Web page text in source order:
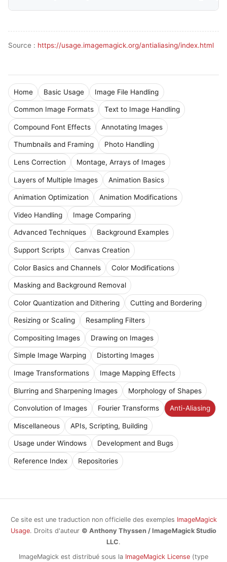
Home Basic Usage Image File Handling
Common Image Formats Text to Image Handling
Compound Font Effects Annotating Images
Thumbnails and Framing Photo Handling
Lens Correction Montage, Arrays of Images
Layers of Multiple Images Animation Basics
Animation Optimization Animation Modifications
Video Handling Image Comparing
Advanced Techniques Background Examples
Support Scripts Canvas Creation
Color Basics and Channels Color Modifications
Masking and Background Removal
Color Quantization and Dithering Cutting and Bordering
Resizing or Scaling Resampling Filters
Compositing Images Drawing on Images
Simple Image Warping Distorting Images
Image Transformations Image Mapping Effects
Blurring and Sharpening Images Morphology of Shapes
Convolution of Images Fourier Transforms Anti-Aliasing
Miscellaneous APIs, Scripting, Building
Usage under Windows Development and Bugs
Reference Index Repositories
Source : https://usage.imagemagick.org/antialiasing/index.html
Ce site est une traduction non officielle des exemples ImageMagick
Usage. Droits d'auteur © Anthony Thyssen / ImageMagick Studio
LLC.
ImageMagick est distribué sous la ImageMagick License (type